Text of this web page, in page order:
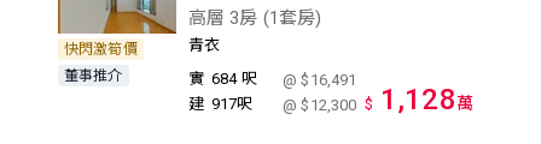
快閃激筍價
董事推介
高層 3房 (1套房)
青衣
實 684 呎
@ $16,491
建 917呎 @ $12,300 $ 1,128萬